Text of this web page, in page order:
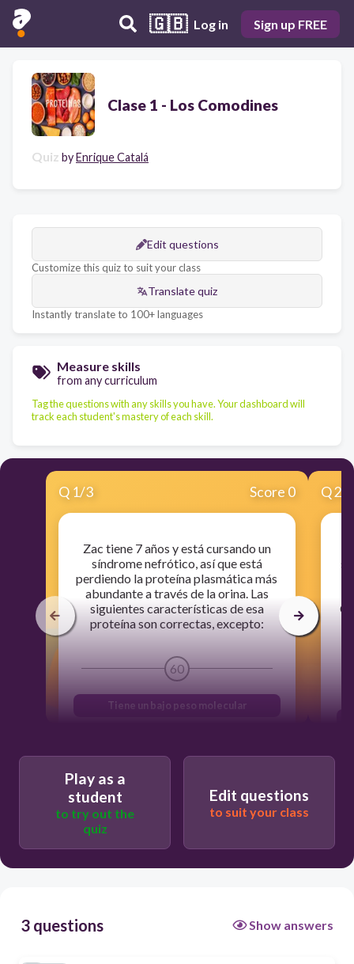
🇬🇧 Log in Sign up FREE
Clase 1 - Los Comodines
Quiz byEnrique Catalá
Edit questions
Customize this quiz to suit your class
Translate quiz
Instantly translate to 100+ languages
Measure skills
from any curriculum
Tag the questions with any skills you have. Your dashboard will
track each student's mastery of each skill.
Q 1/3 Score 0
Zac tiene 7 años y está cursando un
síndrome nefrótico, así que está
perdiendo la proteína plasmática más
abundante a través de la orina. Las
siguientes características de esa
proteína son correctas, excepto:
60
Tiene un bajo peso molecular
Tiene función de transporte
Tiene gran función coloidosmótica
Q2
Play as a
student
to try out the
quiz
Edit questions
to suit your class
3 questions Show answers